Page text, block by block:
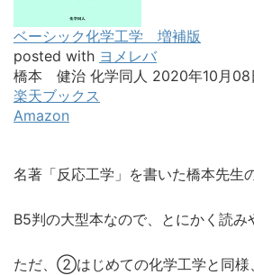
ベーシック化学工学 増補版
posted with ヨメレバ
橋本 健治 化学同人 2020年10月08
楽天ブックス
Amazon
名著「反応工学」を書いた橋本先生
B5判の大型本なので、とにかく読み
ただ、②はじめての化学工学と同様